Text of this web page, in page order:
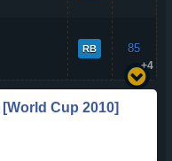
RB
85
+4
[World Cup 2010]